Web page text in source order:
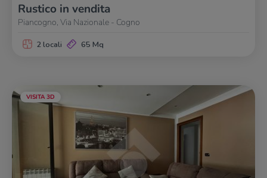
Rustico in vendita
Piancogno, Via Nazionale - Cogno
2 locali 65 Mq
VISITA 3D